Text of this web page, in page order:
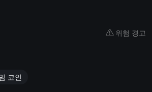
위험 경고
코인